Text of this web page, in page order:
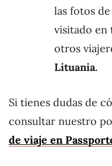
las fotos
visitado en
otros
Lituania.
Si tienes dudas de
consultar nuestro
de viaje en